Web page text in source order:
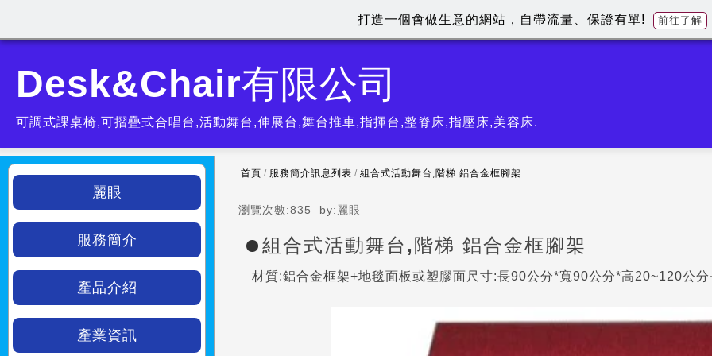
Desk&Chair有限公司
可調式課桌椅,可摺疊式合唱台,活動舞台,伸展台,舞台推車,指揮台,整脊床,指壓床,美容床.
首頁 / 服務簡介訊息列表 / 組合式活動舞台,階梯 鋁合金框腳架
瀏覽次數:835 by: 麗眼
組合式活動舞台,階梯 鋁合金框腳架
材質:鋁合金框架+地毯面板或塑膠面尺寸:長90公分*寬90公分*高20~120公
麗眼
服務簡介
產品介紹
產業資訊
打造一個會做生意的網站，自帶流量、保證有單! 前往了解